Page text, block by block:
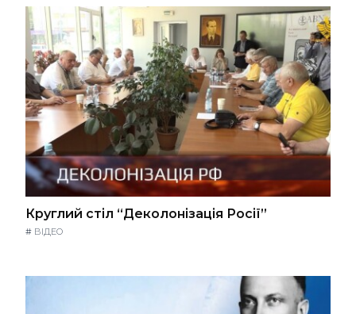
Круглий стіл “Деколонізація Росії”
# ВІДЕО